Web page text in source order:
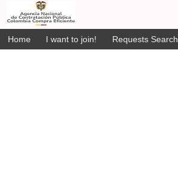
Home I want to join! Requests Search